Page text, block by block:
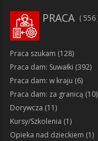
PRACA 556
Praca szukam (128)
Praca dam: Suwałki (392)
Praca dam: w kraju (6)
Praca dam: za granicą (10)
Dorywcza (11)
Kursy/Szkolenia (1)
Opieka nad dzieckiem (1)